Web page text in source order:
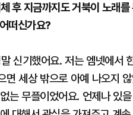
후 지금까지도 거북이 노래
떠신가요?
신기했어요. 저는 엠넷에서
면 세상 밖으로 아예 나오지
는 무플이었어요. 언제나 있